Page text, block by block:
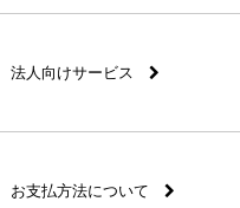
法人向けサービス
お支払方法について